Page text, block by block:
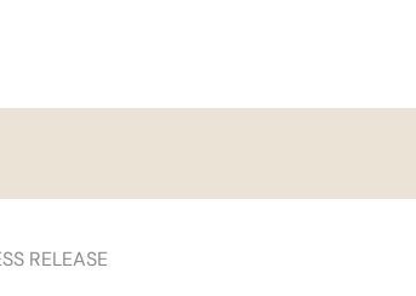
RELEASE